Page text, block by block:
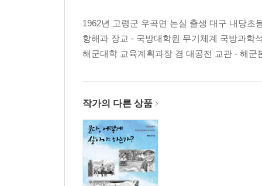
1962년 고령군 우곡면 논실 출생 대구 내당초
항해과 장교 - 국방대학원 무기체계 국방과학
해군대학 교육계획과장 겸 대공전 교관 - 해
작가의 다른 상품